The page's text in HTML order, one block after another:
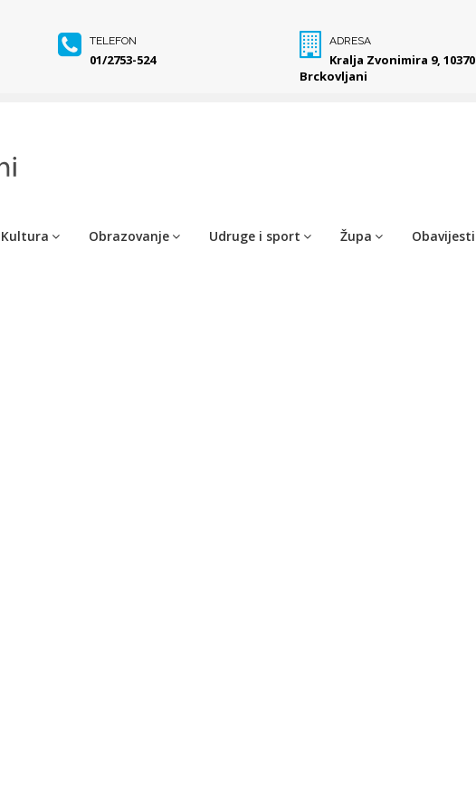
TELEFON
01/2753-524
ADRESA
Kralja Zvonimira 9, 10370
Brckovljani
Kultura Obrazovanje Udruge i sport Župa Obavijesti